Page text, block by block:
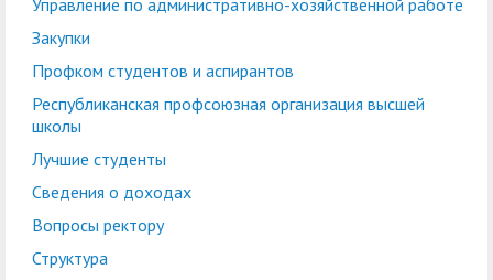
Международная
деятельность
Управление по
административно-
Закупки
Республиканская
Центр тестирования
иностранных граждан
по русскому языку
Центр развития
компетенций
Центр русского языка
Управление по административно-хозяйственной работе
Закупки
Профком студентов и аспирантов
Республиканская профсоюзная организация высшей
школы
Лучшие студенты
Сведения о доходах
Вопросы ректору
Структура